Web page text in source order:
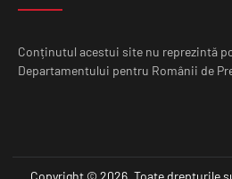
Conținutul acestui site nu reprezintă
Departamentului pentru Românii de